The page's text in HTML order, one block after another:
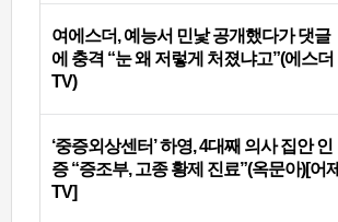
여에스더, 예능서 민낯 공개했다가 댓글
에 충격 “눈 왜 저렇게 처졌냐고”(에스더
TV)
‘중증외상센터’ 하영, 4대째 의사 집안 인
증 “증조부, 고종 황제 진료”(옥문아)[어제
TV]